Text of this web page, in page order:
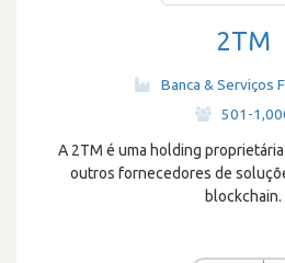
2TM
Banca & Serviços
501-
A 2TM é uma holding
outros fornecedores de
blockchain.